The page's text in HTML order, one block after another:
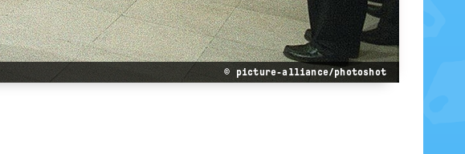
© picture-alliance/photoshot